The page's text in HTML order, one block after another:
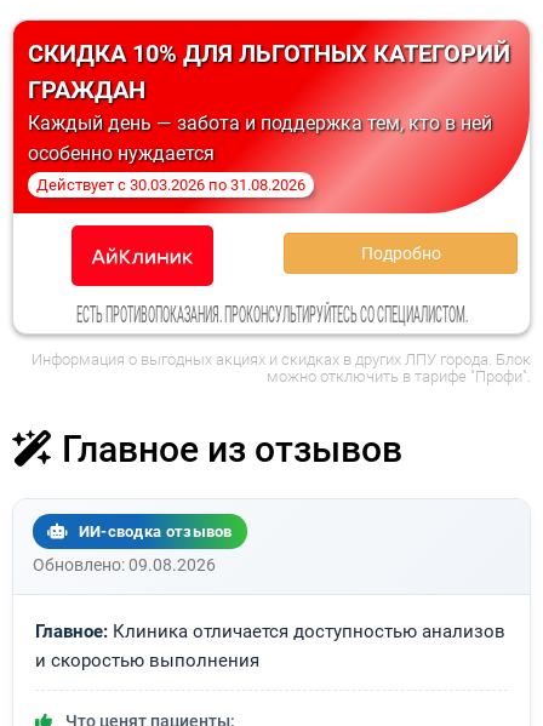
СКИДКА 10% ДЛЯ ЛЬГОТНЫХ КАТЕГОРИЙ
ГРАЖДАН
Каждый день — забота и поддержка тем, кто в ней
особенно нуждается
Действует с 30.03.2026 по 31.08.2026
Подробно
ЕСТЬ ПРОТИВОПОКАЗАНИЯ. ПРОКОНСУЛЬТИРУЙТЕСЬ СО СПЕЦИАЛИСТОМ.
Информация о выгодных акциях и скидках в других ЛПУ города. Блок
можно отключить в тарифе "Профи".
Главное из отзывов
ИИ-сводка отзывов
Обновлено: 09.08.2026
Главное: Клиника отличается доступностью анализов
и скоростью выполнения
Что ценят пациенты: